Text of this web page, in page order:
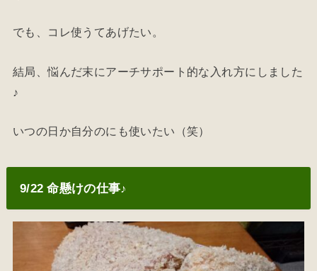
でも、コレ使うてあげたい。
結局、悩んだ末にアーチサポート的な入れ方にしました
♪
いつの日か自分のにも使いたい（笑）
9/22 命懸けの仕事♪